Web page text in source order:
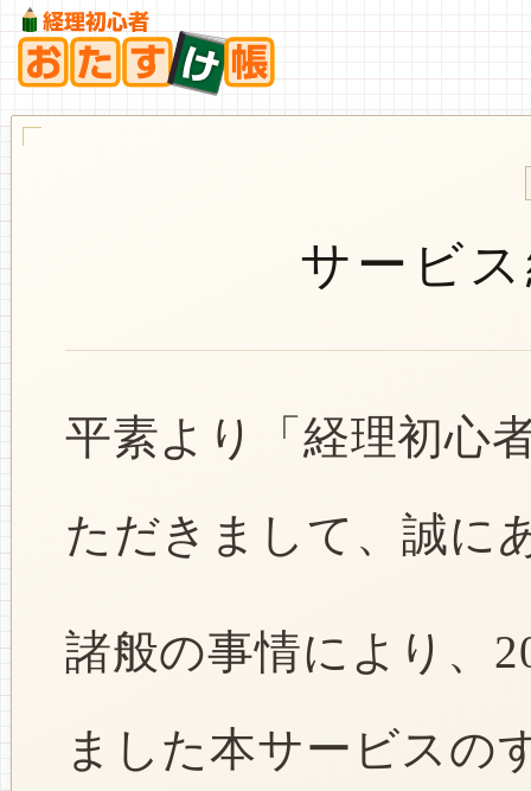
サービ
平素より「経理初心
ただきまして、誠に
諸般の事情により、
ました本サービスの